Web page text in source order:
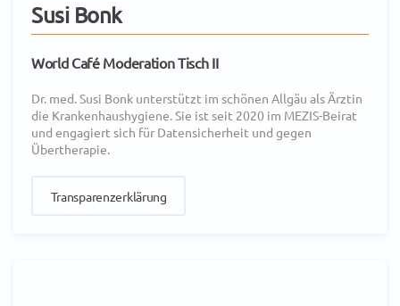
Susi Bonk
World Café Moderation Tisch II
Dr. med. Susi Bonk unterstützt im schönen Allgäu als Ärztin
die Krankenhaushygiene. Sie ist seit 2020 im MEZIS-Beirat
und engagiert sich für Datensicherheit und gegen
Übertherapie.
Transparenzerklärung